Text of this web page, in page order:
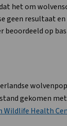
het om
geen resultaat
op
gekomen
Wildlife Health